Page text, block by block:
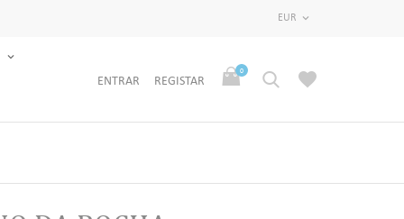
EUR 
ENTRAR REGISTAR
0